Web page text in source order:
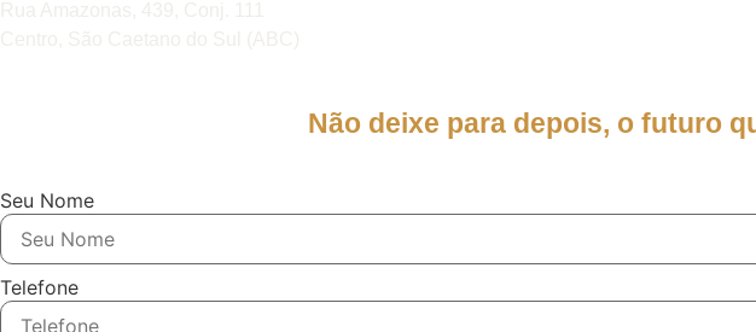
Não deixe para depois, o futuro
Seu Nome
Telefone